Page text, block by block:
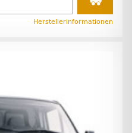
Herstellerinformationen